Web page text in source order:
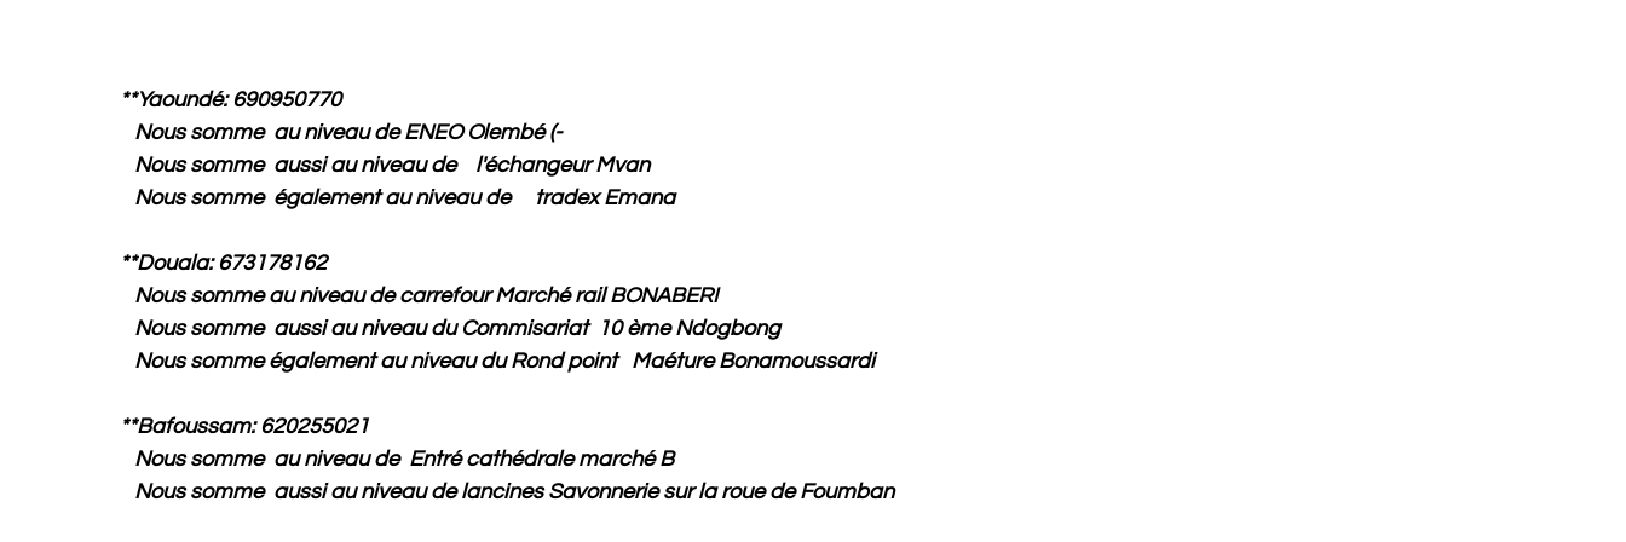
**Yaoundé: 690950770
Nous somme au niveau de ENEO Olembé (-
Nous somme aussi au niveau de l'échangeur Mvan
Nous somme également au niveau de tradex Emana
**Douala: 673178162
Nous somme au niveau de carrefour Marché rail BONABERI
Nous somme aussi au niveau du Commisariat 10 ème Ndogbong
Nous somme également au niveau du Rond point Maéture Bonamoussardi
**Bafoussam: 620255021
Nous somme au niveau deEntré cathédrale marché B
Nous somme aussi au niveau de lancines Savonnerie sur la roue de Foumban